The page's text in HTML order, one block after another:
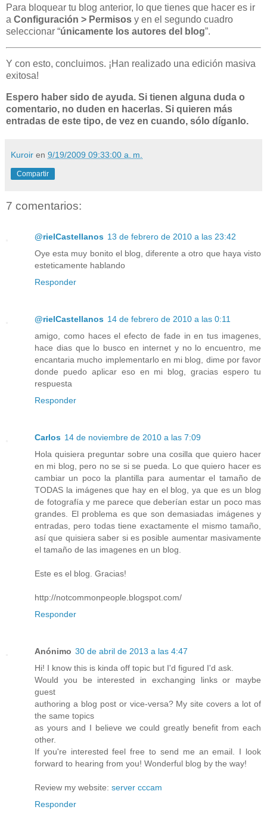
Para bloquear tu blog anterior, lo que tienes que hacer es ir
a Configuración > Permisos y en el segundo cuadro
seleccionar “únicamente los autores del blog”.
Y con esto, concluimos. ¡Han realizado una edición masiva
exitosa!
Espero haber sido de ayuda. Si tienen alguna duda o
comentario, no duden en hacerlas. Si quieren más
entradas de este tipo, de vez en cuando, sólo díganlo.
Kuroir en 9/19/2009 09:33:00 a. m.
Compartir
7 comentarios:
@rielCastellanos 13 de febrero de 2010 a las 23:42
Oye esta muy bonito el blog, diferente a otro que haya visto
esteticamente hablando
Responder
@rielCastellanos 14 de febrero de 2010 a las 0:11
amigo, como haces el efecto de fade in en tus imagenes,
hace dias que lo busco en internet y no lo encuentro, me
encantaria mucho implementarlo en mi blog, dime por favor
donde puedo aplicar eso en mi blog, gracias espero tu
respuesta
Responder
Carlos 14 de noviembre de 2010 a las 7:09
Hola quisiera preguntar sobre una cosilla que quiero hacer
en mi blog, pero no se si se pueda. Lo que quiero hacer es
cambiar un poco la plantilla para aumentar el tamaño de
TODAS la imágenes que hay en el blog, ya que es un blog
de fotografía y me parece que deberían estar un poco mas
grandes. El problema es que son demasiadas imágenes y
entradas, pero todas tiene exactamente el mismo tamaño,
así que quisiera saber si es posible aumentar masivamente
el tamaño de las imagenes en un blog.
Este es el blog. Gracias!
http://notcommonpeople.blogspot.com/
Responder
Anónimo 30 de abril de 2013 a las 4:47
Hi! I know this is kinda off topic but I'd figured I'd ask.
Would you be interested in exchanging links or maybe
guest
authoring a blog post or vice-versa? My site covers a lot of
the same topics
as yours and I believe we could greatly benefit from each
other.
If you're interested feel free to send me an email. I look
forward to hearing from you! Wonderful blog by the way!
Review my website: server cccam
Responder